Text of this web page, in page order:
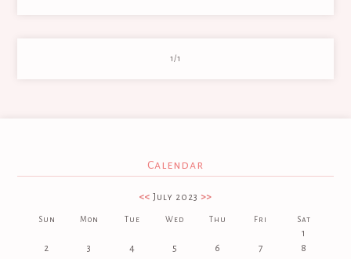
1/1
Calendar
<< July 2023 >>
Sun Mon Tue Wed Thu Fri Sat
1
2
3 4 5 6 7
8